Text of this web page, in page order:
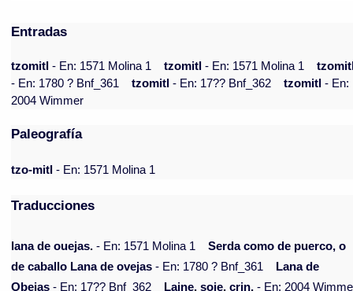
Entradas
tzomitl- En: 1571 Molina 1 tzomitl- En: 1571 Molina 1
- En: 1780 ? Bnf_361
tzomitl- En: 17?? Bnf_362 tzomitl- En:
2004 Wimmer
Paleografía
tzo-mitl - En: 1571 Molina 1
Traducciones
lana de ouejas. - En: 1571 Molina 1
Serda como de puerco, o
de caballo Lana de ovejas - En: 1780 ? Bnf_361
Lana de
Obejas - En: 17?? Bnf_362 Laine, soie, crin. - En: 2004